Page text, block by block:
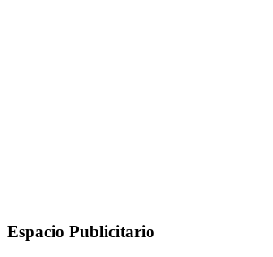
Espacio Publicitario